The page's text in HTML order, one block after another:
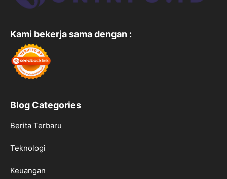
Kami bekerja sama dengan :
Blog Categories
Berita Terbaru
Teknologi
Keuangan